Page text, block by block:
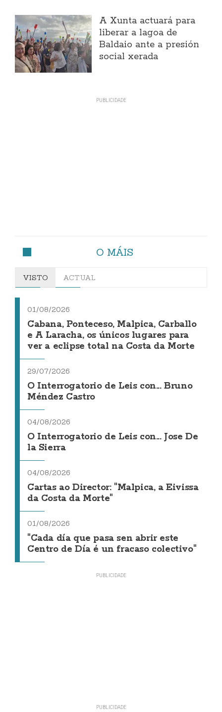
A Xunta actuará para
liberar a lagoa de
Baldaio ante a presión
social xerada
O MÁIS
VISTO ACTUAL
01/08/2026
Cabana, Ponteceso, Malpica, Carballo
e A Laracha, os únicos lugares para
ver a eclipse total na Costa da Morte
29/07/2026
O Interrogatorio de Leis con... Bruno
Méndez Castro
04/08/2026
O Interrogatorio de Leis con... Jose De
la Sierra
04/08/2026
Cartas ao Director: "Malpica, a Eivissa
da Costa da Morte"
01/08/2026
"Cada día que pasa sen abrir este
Centro de Día é un fracaso colectivo"